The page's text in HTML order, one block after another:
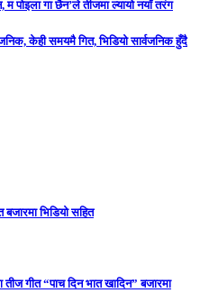
म पोइला गा छैन’ले तीजमा ल्यायो नयाँ तरंग
केही समयमै गित, भिडियो सार्वजनिक हुँदै
भिडियो सहित
गीत “पाच दिन भात खादिन” बजारमा